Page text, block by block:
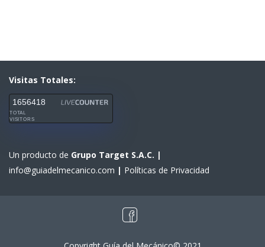
Visitas Totales:
1656418
TOTAL
VISITORS
Un producto de Grupo Target S.A.C. |
info@guiadelmecanico.com | Políticas de Privacidad